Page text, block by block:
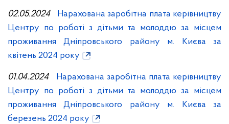
02.05.2024
Нарахована заробітна плата керівництву
Центру по роботі з дітьми та молоддю за місцем
проживання Дніпровського району м. Києва за
квітень 2024 року
01.04.2024
Нарахована заробітна плата керівництву
Центру по роботі з дітьми та молоддю за місцем
проживання Дніпровського району м. Києва за
березень 2024 року